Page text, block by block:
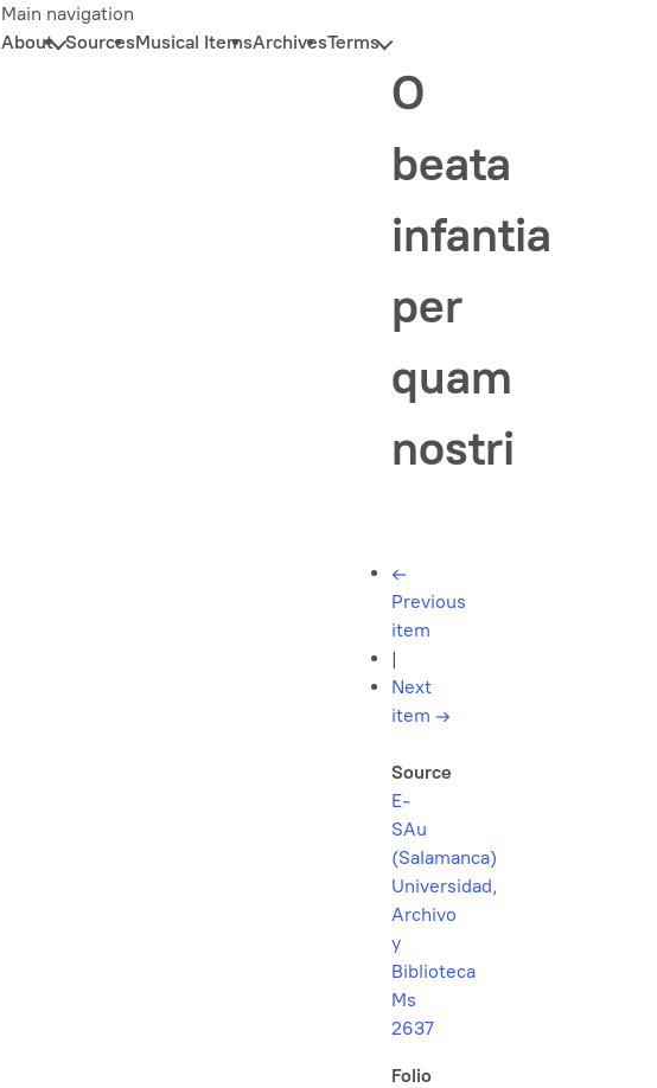
Main navigation
About SourcesMusical ItemsArchivesTerms
O
beata
infantia
per
quam
nostri
←
Previous
item
|
Next
item →
Source
E-
SAu
(Salamanca)
Universidad,
Archivo
y
Biblioteca
Ms
2637
Folio